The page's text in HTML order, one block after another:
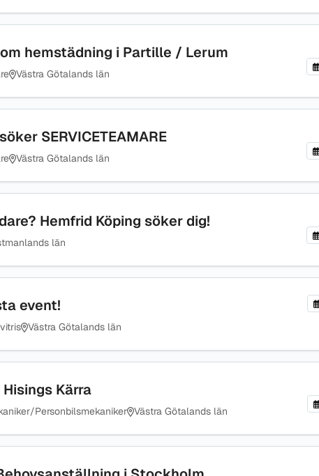
hemstädning i Partille / Lerum
Västra Götalands län
SERVICETEAMARE
Västra Götalands län
Hemfrid Köping söker dig!
län
event!
Västra Götalands län
Kärra
Personbilsmekaniker Västra Götalands län